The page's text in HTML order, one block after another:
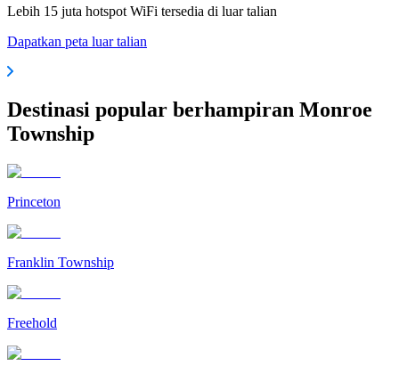
Lebih 15 juta hotspot WiFi tersedia di luar talian
Dapatkan peta luar talian
Destinasi popular berhampiran Monroe
Township
Princeton
Franklin Township
Freehold